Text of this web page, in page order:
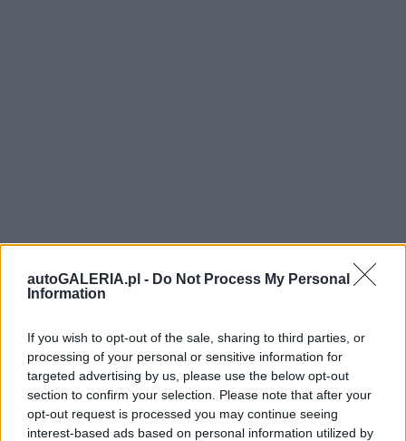
autoGALERIA.pl - Do Not Process My Personal
Information
If you wish to opt-out of the sale, sharing to third parties, or
processing of your personal or sensitive information for
targeted advertising by us, please use the below opt-out
section to confirm your selection. Please note that after your
opt-out request is processed you may continue seeing
interest-based ads based on personal information utilized by